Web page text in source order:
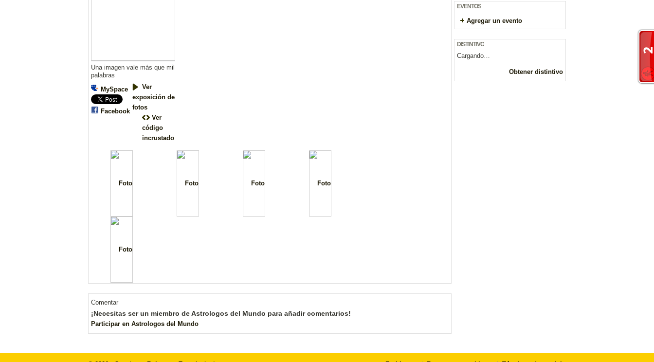
Una imagen vale más que mil
palabras
MySpace
Facebook
Ver
exposición de
fotos
Ver
código
incrustado
Comentar
¡Necesitas ser un miembro de Astrologos del Mundo para añadir comentarios!
Participar en Astrologos del Mundo
EVENTOS
Agregar un evento
DISTINTIVO
Cargando…
Obtener distintivo